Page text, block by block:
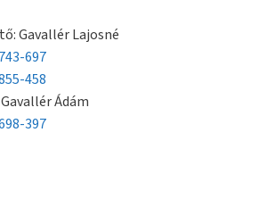
Gavallér Lajosné
697
458
Ádám
397